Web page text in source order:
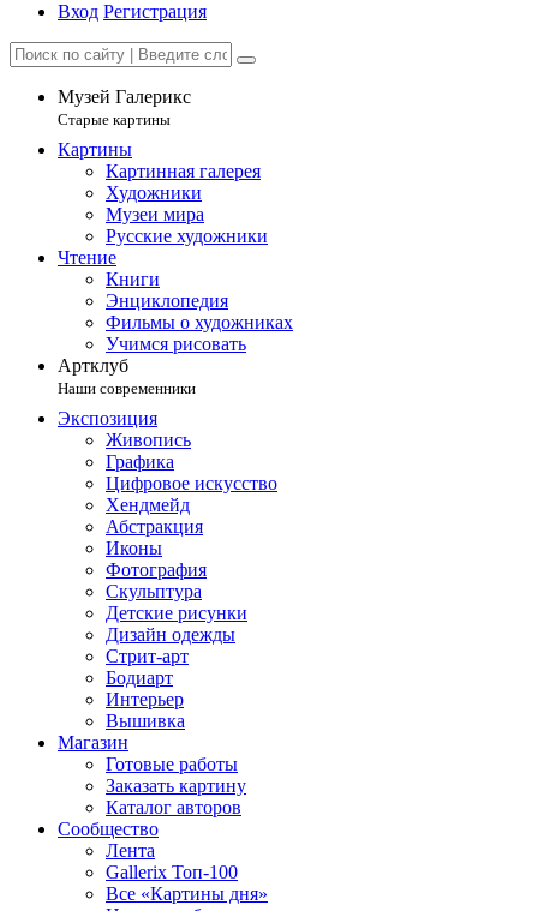
Вход Регистрация
Музей Галерикс
Старые картины
Картины
Картинная галерея
Художники
Музеи мира
Русские художники
Чтение
Книги
Энциклопедия
Фильмы о художниках
Учимся рисовать
Артклуб
Наши современники
Экспозиция
Живопись
Графика
Цифровое искусство
Хендмейд
Абстракция
Иконы
Фотография
Скульптура
Детские рисунки
Дизайн одежды
Стрит-арт
Бодиарт
Интерьер
Вышивка
Магазин
Готовые работы
Заказать картину
Каталог авторов
Сообщество
Лента
Gallerix Топ-100
Все «Картины дня»